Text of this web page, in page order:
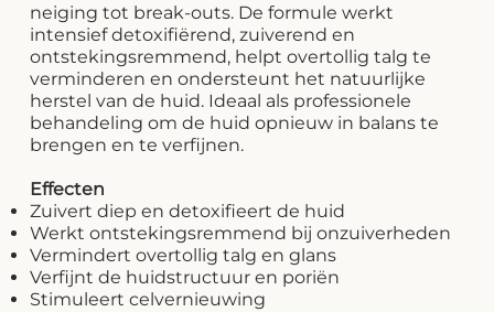
neiging tot break-outs. De formule werkt
intensief detoxifiërend, zuiverend en
ontstekingsremmend, helpt overtollig talg te
verminderen en ondersteunt het natuurlijke
herstel van de huid. Ideaal als professionele
behandeling om de huid opnieuw in balans te
brengen en te verfijnen.
Effecten
Zuivert diep en detoxifieert de huid
Werkt ontstekingsremmend bij onzuiverheden
Vermindert overtollig talg en glans
Verfijnt de huidstructuur en poriën
Stimuleert celvernieuwing